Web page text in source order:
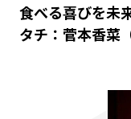
食べる喜びを未
タチ：菅本香菜